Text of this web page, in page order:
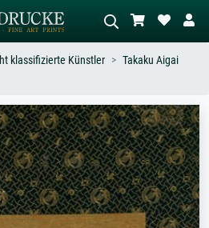
Beschreiben Sie die Szene – z.B. Grüne
Wiese, Abstrakt mit viel Rot, Dunkles
Ölgemälde, Stehender Akt neben einem
Baum.
klassifizierte Künstler
Takaku Aigai